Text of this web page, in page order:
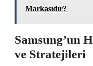
Markasıdır?
Samsung’un
ve Stratejileri